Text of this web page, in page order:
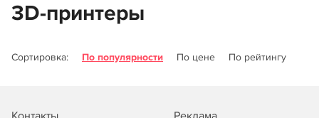
3D-принтеры
Сортировка: По популярности По цене По рейтингу